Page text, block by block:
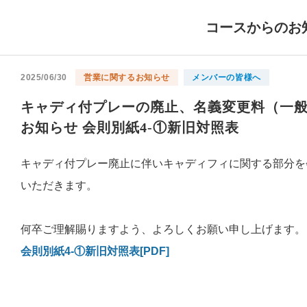
コースからのお
2025/06/30 営業に関するお知らせ メンバーの皆様へ
キャディ付プレーの廃止、名義変更料（一
お知らせ 会則別紙4-①新旧対照表
キャディ付プレー廃止に伴いキャディフィに関する部分
いただきます。
何卒ご理解賜りますよう、よろしくお願い申し上げます。
会則別紙4-①新旧対照表[PDF]